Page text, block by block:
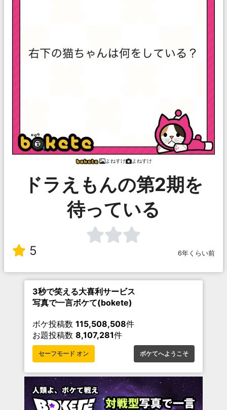
よねすけ よねすけ
ドラえもんの第2期を
待っている
5 6年くらい前
3秒で笑える大喜利サービス
写真で一言ボケて(bokete)
ボケ投稿数 115,508,508件
お題投稿数 8,107,281件
セーフモード オン ボケてへようこそ